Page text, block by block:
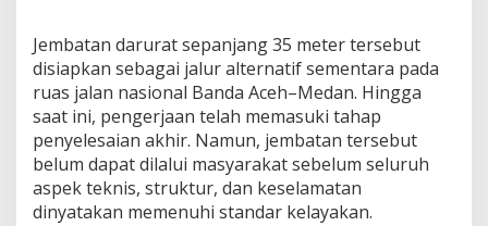
Jembatan darurat sepanjang 35 meter tersebut
disiapkan sebagai jalur alternatif sementara pada
ruas jalan nasional Banda Aceh–Medan. Hingga
saat ini, pengerjaan telah memasuki tahap
penyelesaian akhir. Namun, jembatan tersebut
belum dapat dilalui masyarakat sebelum seluruh
aspek teknis, struktur, dan keselamatan
dinyatakan memenuhi standar kelayakan.